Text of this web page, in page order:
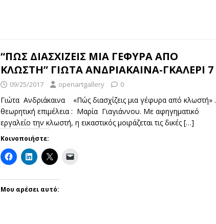
“ΠΩΣ ΔΙΑΣΧΙΖΕΙΣ ΜΙΑ ΓΕΦΥΡΑ ΑΠΟ
ΚΛΩΣΤΗ” ΓΙΩΤΑ ΑΝΔΡΙΑΚΑΙΝΑ-ΓΚΑΛΕΡΙ 7
09/25/2017 openartgallery 0
Γιώτα Ανδριάκαινα «Πώς διασχίζεις μια γέφυρα από κλωστή» .
θεωρητική επιμέλεια : Μαρία Γιαγιάννου. Με αφηγηματικό
εργαλείο την κλωστή, η εικαστικός μοιράζεται τις δικές […]
Κοινοποιήστε:
Μου αρέσει αυτό: